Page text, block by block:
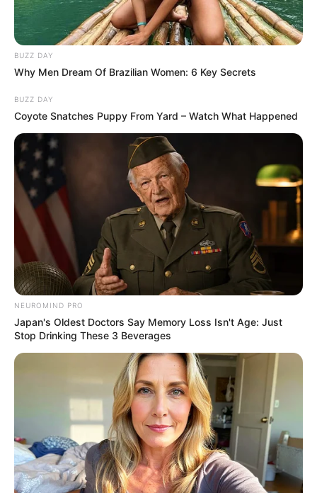
17 Rare Churches Underground That Still Exist
BRAINBERRIES
Remember These Iconic '90s Couples? See The List
That Defined A Generation
BUZZ DAY
Why Men Dream Of Brazilian Women: 6 Key Secrets
BUZZ DAY
Coyote Snatches Puppy From Yard – Watch What Happened
NEUROMIND PRO
Japan's Oldest Doctors Say Memory Loss Isn't Age: Just
Stop Drinking These 3 Beverages